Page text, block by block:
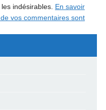
indésirables. En savoir
vos commentaires sont